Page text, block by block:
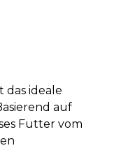
das ideale
auf
Futter vom